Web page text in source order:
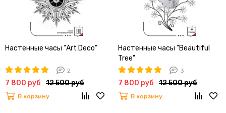
Настенные часы "Art Deco"
2
7 800 руб 12 500 руб
В корзину
Настенные часы "Beautiful
Tree"
3
7 800 руб 12 500 руб
В корзину